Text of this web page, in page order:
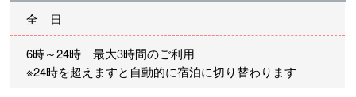
全 日
6時～24時 最大3時間のご利用
※24時を超えますと自動的に宿泊に切り替わります